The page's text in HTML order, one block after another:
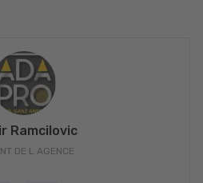
Ramcilovic
DE L AGENCE